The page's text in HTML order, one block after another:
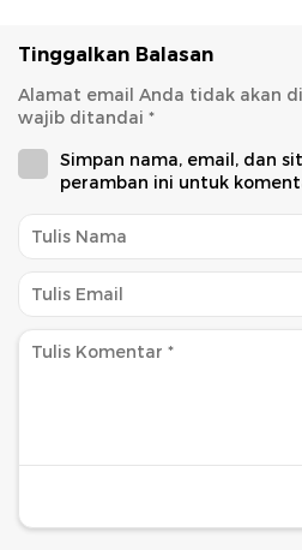
Tinggalkan Balasan
Alamat email Anda tidak akan
wajib ditandai *
Simpan nama, email, dan
peramban ini untuk